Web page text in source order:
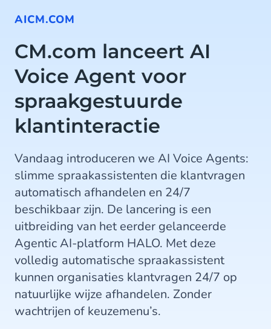
AICM.COM
CM.com lanceert AI
Voice Agent voor
spraakgestuurde
klantinteractie
Vandaag introduceren we AI Voice Agents:
slimme spraakassistenten die klantvragen
automatisch afhandelen en 24/7
beschikbaar zijn. De lancering is een
uitbreiding van het eerder gelanceerde
Agentic AI-platform HALO. Met deze
volledig automatische spraakassistent
kunnen organisaties klantvragen 24/7 op
natuurlijke wijze afhandelen. Zonder
wachtrijen of keuzemenu’s.